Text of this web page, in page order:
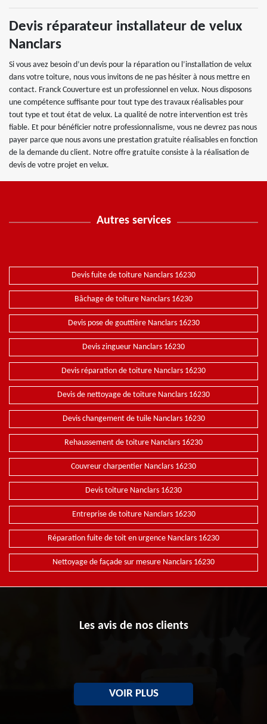
Devis réparateur installateur de velux
Nanclars
Si vous avez besoin d’un devis pour la réparation ou l’installation de velux
dans votre toiture, nous vous invitons de ne pas hésiter à nous mettre en
contact. Franck Couverture est un professionnel en velux. Nous disposons
une compétence suffisante pour tout type des travaux réalisables pour
tout type et tout état de velux. La qualité de notre intervention est très
fiable. Et pour bénéficier notre professionnalisme, vous ne devrez pas nous
payer parce que nous avons une prestation gratuite réalisables en fonction
de la demande du client. Notre offre gratuite consiste à la réalisation de
devis de votre projet en velux.
Autres services
Devis fuite de toiture Nanclars 16230
Bâchage de toiture Nanclars 16230
Devis pose de gouttière Nanclars 16230
Devis zingueur Nanclars 16230
Devis réparation de toiture Nanclars 16230
Devis de nettoyage de toiture Nanclars 16230
Devis changement de tuile Nanclars 16230
Rehaussement de toiture Nanclars 16230
Couvreur charpentier Nanclars 16230
Devis toiture Nanclars 16230
Entreprise de toiture Nanclars 16230
Réparation fuite de toit en urgence Nanclars 16230
Nettoyage de façade sur mesure Nanclars 16230
Les avis de nos clients
VOIR PLUS